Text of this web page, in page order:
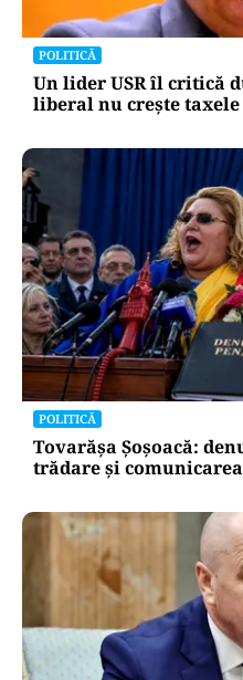
publice
Alte
POLITICĂ
Un lider USR îl critică
liberal nu crește taxele